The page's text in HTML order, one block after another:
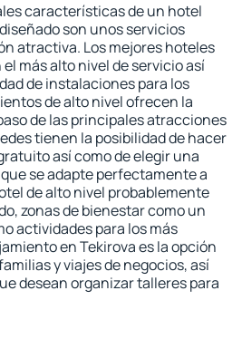
características de un hotel
son unos servicios
atractiva. Los mejores hoteles
más alto nivel de servicio así
de instalaciones para los
de alto nivel ofrecen la
de las principales atracciones
tienen la posibilidad de hacer
así como de elegir una
se adapte perfectamente a
de alto nivel probablemente
zonas de bienestar como un
actividades para los más
en Tekirova es la opción
y viajes de negocios, así
desean organizar talleres para